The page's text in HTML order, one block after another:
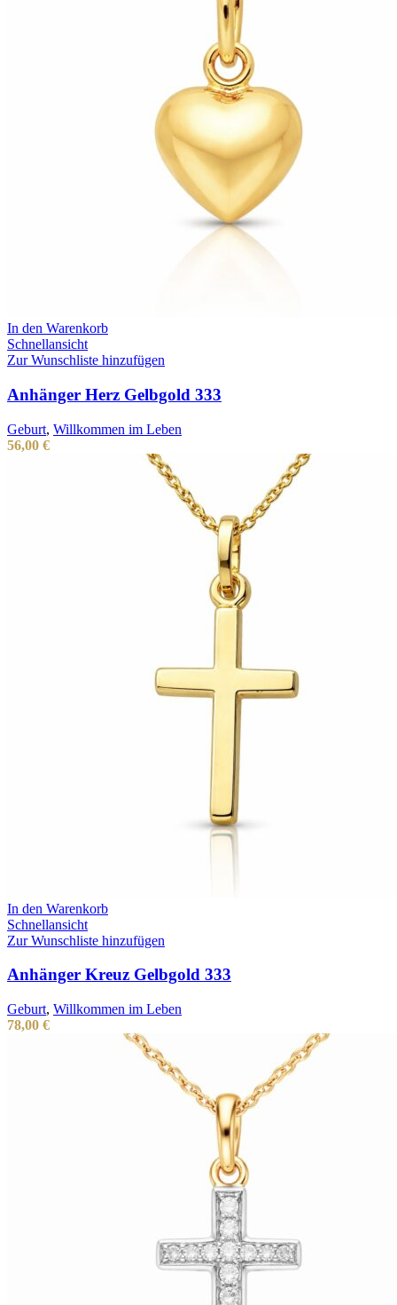
In den Warenkorb
Schnellansicht
Zur Wunschliste hinzufügen
Anhänger Herz Gelbgold 333
Geburt, Willkommen im Leben
56,00 €
In den Warenkorb
Schnellansicht
Zur Wunschliste hinzufügen
Anhänger Kreuz Gelbgold 333
Geburt, Willkommen im Leben
78,00 €